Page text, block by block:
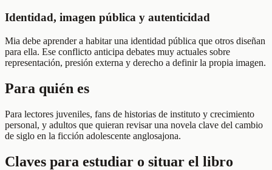
Identidad, imagen pública y autenticidad
Mia debe aprender a habitar una identidad pública que otros diseñan
para ella. Ese conflicto anticipa debates muy actuales sobre
representación, presión externa y derecho a definir la propia imagen.
Para quién es
Para lectores juveniles, fans de historias de instituto y crecimiento
personal, y adultos que quieran revisar una novela clave del cambio
de siglo en la ficción adolescente anglosajona.
Claves para estudiar o situar el libro